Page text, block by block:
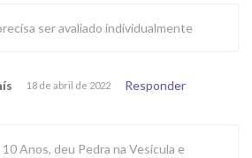
ser avaliado individualmente
18 de abril de 2022 Responder
Anos, deu Pedra na Vesícula e